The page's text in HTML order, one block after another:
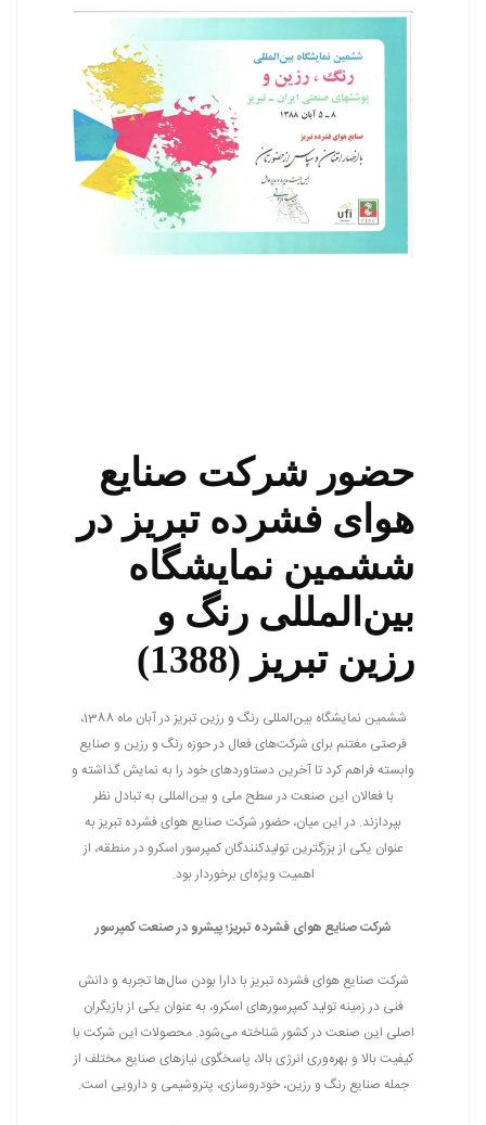
حضور شرکت صنایع
هوای فشرده تبریز در
ششمین نمایشگاه
بین‌المللی رنگ و
رزین تبریز (1388)
ششمین نمایشگاه بین‌المللی رنگ و رزین تبریز در آبان ماه 1388،
فرصتی مغتنم برای شرکت‌های فعال در حوزه رنگ و رزین و صنایع
وابسته فراهم کرد تا آخرین دستاوردهای خود را به نمایش گذاشته و
با فعالان این صنعت در سطح ملی و بین‌المللی به تبادل نظر
بپردازند. در این میان، حضور شرکت صنایع هوای فشرده تبریز به
عنوان یکی از بزرگترین تولیدکنندگان کمپرسور اسکرو در منطقه، از
اهمیت ویژه‌ای برخوردار بود.
شرکت صنایع هوای فشرده تبریز؛ پیشرو در صنعت کمپرسور
شرکت صنایع هوای فشرده تبریز با دارا بودن سال‌ها تجربه و دانش
فنی در زمینه تولید کمپرسورهای اسکرو، به عنوان یکی از بازیگران
اصلی این صنعت در کشور شناخته می‌شود. محصولات این شرکت با
کیفیت بالا و بهره‌وری انرژی بالا، پاسخگوی نیازهای صنایع مختلف از
جمله صنایع رنگ و رزین، خودروسازی، پتروشیمی و دارویی است.